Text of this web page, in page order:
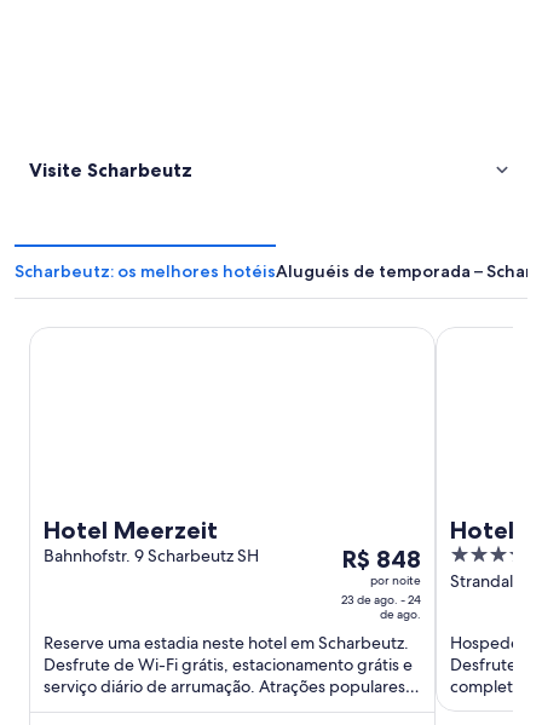
Visite Scharbeutz
Scharbeutz: os melhores hotéisAluguéis de temporada –
Hotel Meerzeit
Bahnhofstr. 9 Scharbeutz SH
O
preço
é
de
R$ 848
por
diária
R$ 848
por noite
23 de ago. - 24
de ago.
Reserve uma estadia neste hotel em Scharbeutz.
Desfrute de Wi-Fi grátis, estacionamento grátis e
serviço diário de arrumação. Atrações populares
como Hansapark ...
Hotel Meerzeit
Hotel
5
out
5
Strandallee
Hospede-
Desfrute
completo e
como
Hotel Gran